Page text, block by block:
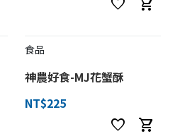
favorite shopping_cart
食品
神農好食-MJ花蟹酥
NT$225
favorite shopping_cart